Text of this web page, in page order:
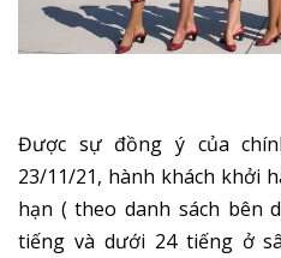
Được sự đồng ý của
23/11/21, hành khách khởi
hạn ( theo danh sách bên
tiếng và dưới 24 tiếng ở